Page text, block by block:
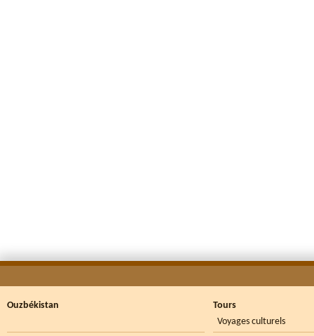
Ouzbékistan
Tours
Voyages culturels